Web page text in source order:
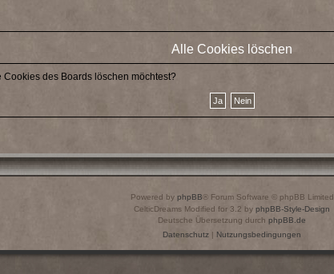
Alle Cookies löschen
Cookies des Boards löschen möchtest?
Powered by phpBB® Forum Software © phpBB Limited
CelticDreams Modified for 3.2 byphpBB-Style-Design
Deutsche Übersetzung durchphpBB.de
Datenschutz | Nutzungsbedingungen